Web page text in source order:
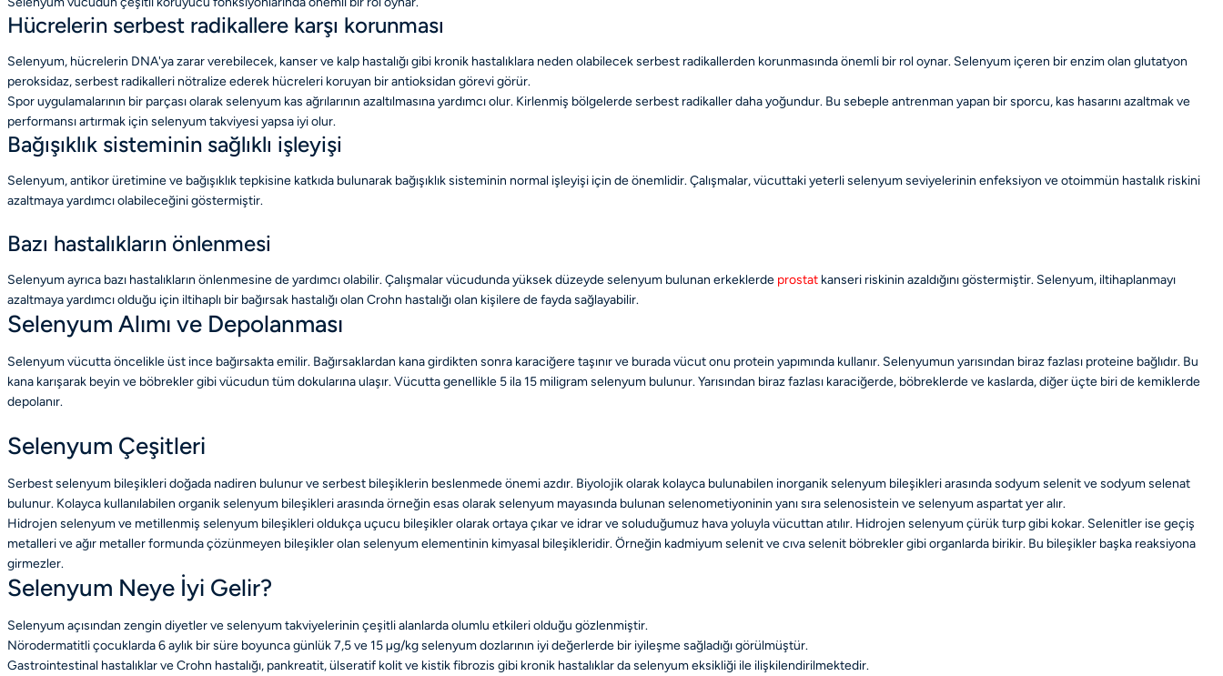
Hücrelerin serbest radikallere karşı korunması
Selenyum, hücrelerin DNA'ya zarar verebilecek, kanser ve kalp hastalığı gibi kronik hastalıklara neden olabilecek serbest radikallerden korunmasında önemli bir rol oynar. Selenyum içeren bir enzim olan glutatyon
peroksidaz, serbest radikalleri nötralize ederek hücreleri koruyan bir antioksidan görevi görür.
Spor uygulamalarının bir parçası olarak selenyum kas ağrılarının azaltılmasına yardımcı olur. Kirlenmiş bölgelerde serbest radikaller daha yoğundur. Bu sebeple antrenman yapan bir sporcu, kas hasarını azaltmak ve
performansı artırmak için selenyum takviyesi yapsa iyi olur.
Bağışıklık sisteminin sağlıklı işleyişi
Selenyum, antikor üretimine ve bağışıklık tepkisine katkıda bulunarak bağışıklık sisteminin normal işleyişi için de önemlidir. Çalışmalar, vücuttaki yeterli selenyum seviyelerinin enfeksiyon ve otoimmün hastalık riskini
azaltmaya yardımcı olabileceğini göstermiştir.
Bazı hastalıkların önlenmesi
Selenyum ayrıca bazı hastalıkların önlenmesine de yardımcı olabilir. Çalışmalar vücudunda yüksek düzeyde selenyum bulunan erkeklerde prostat kanseri riskinin azaldığını göstermiştir. Selenyum, iltihaplanmayı
azaltmaya yardımcı olduğu için iltihaplı bir bağırsak hastalığı olan Crohn hastalığı olan kişilere de fayda sağlayabilir.
Selenyum Alımı ve Depolanması
Selenyum vücutta öncelikle üst ince bağırsakta emilir. Bağırsaklardan kana girdikten sonra karaciğere taşınır ve burada vücut onu protein yapımında kullanır. Selenyumun yarısından biraz fazlası proteine ​​bağlıdır. Bu
kana karışarak beyin ve böbrekler gibi vücudun tüm dokularına ulaşır. Vücutta genellikle 5 ila 15 miligram selenyum bulunur. Yarısından biraz fazlası karaciğerde, böbreklerde ve kaslarda, diğer üçte biri de kemiklerde
depolanır.
Selenyum Çeşitleri
Serbest selenyum bileşikleri doğada nadiren bulunur ve serbest bileşiklerin beslenmede önemi azdır. Biyolojik olarak kolayca bulunabilen inorganik selenyum bileşikleri arasında sodyum selenit ve sodyum selenat
bulunur. Kolayca kullanılabilen organik selenyum bileşikleri arasında örneğin esas olarak selenyum mayasında bulunan selenometiyoninin yanı sıra selenosistein ve selenyum aspartat yer alır.
Hidrojen selenyum ve metillenmiş selenyum bileşikleri oldukça uçucu bileşikler olarak ortaya çıkar ve idrar ve soluduğumuz hava yoluyla vücuttan atılır. Hidrojen selenyum çürük turp gibi kokar. Selenitler ise geçiş
metalleri ve ağır metaller formunda çözünmeyen bileşikler olan selenyum elementinin kimyasal bileşikleridir. Örneğin kadmiyum selenit ve cıva selenit böbrekler gibi organlarda birikir. Bu bileşikler başka reaksiyona
girmezler.
Selenyum Neye İyi Gelir?
Selenyum açısından zengin diyetler ve selenyum takviyelerinin çeşitli alanlarda olumlu etkileri olduğu gözlenmiştir.
Nörodermatitli çocuklarda 6 aylık bir süre boyunca günlük 7,5 ve 15 µg/kg selenyum dozlarının iyi değerlerde bir iyileşme sağladığı görülmüştür.
Gastrointestinal hastalıklar ve Crohn hastalığı, pankreatit, ülseratif kolit ve kistik fibrozis gibi kronik hastalıklar da selenyum eksikliği ile ilişkilendirilmektedir.